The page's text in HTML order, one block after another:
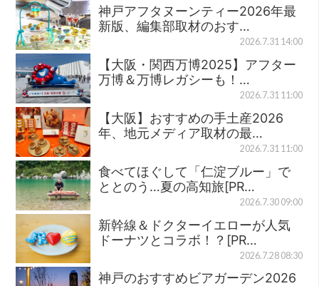
神戸アフタヌーンティー2026年最
新版、編集部取材のおす…
2026.7.31 14:00
【大阪・関西万博2025】アフター
万博＆万博レガシーも！…
2026.7.31 11:00
【大阪】おすすめの手土産2026
年、地元メディア取材の最…
2026.7.31 11:00
食べてほぐして「仁淀ブルー」で
ととのう…夏の高知旅[PR…
2026.7.30 09:00
新幹線＆ドクターイエローが人気
ドーナツとコラボ！？[PR…
2026.7.28 08:30
神戸のおすすめビアガーデン2026